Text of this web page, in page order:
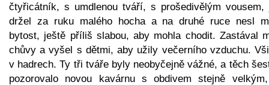
čtyřicátník, s umdlenou tváří, s prošedivělým vousem,
držel za ruku malého hocha a na druhé ruce nesl
bytost, ještě příliš slabou, aby mohla chodit. Zastával
chůvy a vyšel s dětmi, aby užily večerního vzduchu.
v hadrech. Ty tři tváře byly neobyčejně vážné, a těch
pozorovalo novou kavárnu s obdivem stejně